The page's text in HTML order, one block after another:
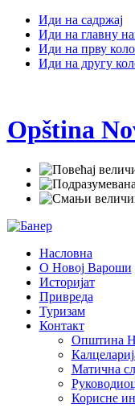
Иди на садржај
Иди на главну
Иди на прву
Иди на другу
Opština
Насловна
О Новој Вароши
Историјат
Привреда
Туризам
Контакт
Општина
Матична
Корисне